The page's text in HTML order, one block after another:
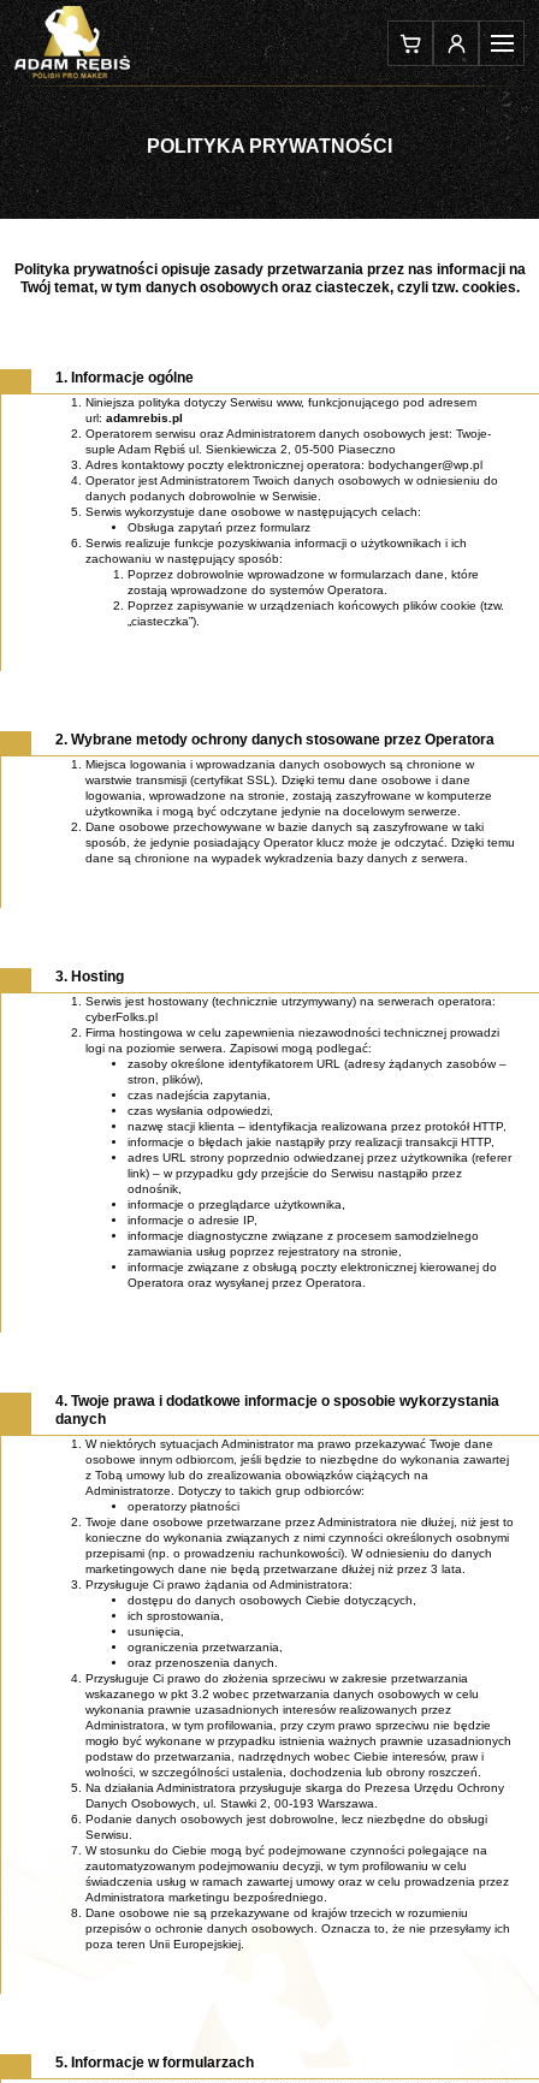
Skip
to
content
POLITYKA PRYWATNOŚCI
Polityka prywatności opisuje zasady przetwarzania przez nas informacji na
Twój temat, w tym danych osobowych oraz ciasteczek, czyli tzw. cookies.
1. Informacje ogólne
Niniejsza polityka dotyczy Serwisu www, funkcjonującego pod adresem
url: adamrebis.pl
Operatorem serwisu oraz Administratorem danych osobowych jest: Twoje-
suple Adam Rębiś ul. Sienkiewicza 2, 05-500 Piaseczno
Adres kontaktowy poczty elektronicznej operatora: bodychanger@wp.pl
Operator jest Administratorem Twoich danych osobowych w odniesieniu do
danych podanych dobrowolnie w Serwisie.
Serwis wykorzystuje dane osobowe w następujących celach:
Obsługa zapytań przez formularz
Serwis realizuje funkcje pozyskiwania informacji o użytkownikach i ich
zachowaniu w następujący sposób:
Poprzez dobrowolnie wprowadzone w formularzach dane, które
zostają wprowadzone do systemów Operatora.
Poprzez zapisywanie w urządzeniach końcowych plików cookie (tzw.
„ciasteczka”).
2. Wybrane metody ochrony danych stosowane przez Operatora
Miejsca logowania i wprowadzania danych osobowych są chronione w
warstwie transmisji (certyfikat SSL). Dzięki temu dane osobowe i dane
logowania, wprowadzone na stronie, zostają zaszyfrowane w komputerze
użytkownika i mogą być odczytane jedynie na docelowym serwerze.
Dane osobowe przechowywane w bazie danych są zaszyfrowane w taki
sposób, że jedynie posiadający Operator klucz może je odczytać. Dzięki temu
dane są chronione na wypadek wykradzenia bazy danych z serwera.
3. Hosting
Serwis jest hostowany (technicznie utrzymywany) na serwerach operatora:
cyberFolks.pl
Firma hostingowa w celu zapewnienia niezawodności technicznej prowadzi
logi na poziomie serwera. Zapisowi mogą podlegać:
zasoby określone identyfikatorem URL (adresy żądanych zasobów –
stron, plików),
czas nadejścia zapytania,
czas wysłania odpowiedzi,
nazwę stacji klienta – identyfikacja realizowana przez protokół HTTP,
informacje o błędach jakie nastąpiły przy realizacji transakcji HTTP,
adres URL strony poprzednio odwiedzanej przez użytkownika (referer
link) – w przypadku gdy przejście do Serwisu nastąpiło przez
odnośnik,
informacje o przeglądarce użytkownika,
informacje o adresie IP,
informacje diagnostyczne związane z procesem samodzielnego
zamawiania usług poprzez rejestratory na stronie,
informacje związane z obsługą poczty elektronicznej kierowanej do
Operatora oraz wysyłanej przez Operatora.
4. Twoje prawa i dodatkowe informacje o sposobie wykorzystania
danych
W niektórych sytuacjach Administrator ma prawo przekazywać Twoje dane
osobowe innym odbiorcom, jeśli będzie to niezbędne do wykonania zawartej
z Tobą umowy lub do zrealizowania obowiązków ciążących na
Administratorze. Dotyczy to takich grup odbiorców:
operatorzy płatności
Twoje dane osobowe przetwarzane przez Administratora nie dłużej, niż jest to
konieczne do wykonania związanych z nimi czynności określonych osobnymi
przepisami (np. o prowadzeniu rachunkowości). W odniesieniu do danych
marketingowych dane nie będą przetwarzane dłużej niż przez 3 lata.
Przysługuje Ci prawo żądania od Administratora:
dostępu do danych osobowych Ciebie dotyczących,
ich sprostowania,
usunięcia,
ograniczenia przetwarzania,
oraz przenoszenia danych.
Przysługuje Ci prawo do złożenia sprzeciwu w zakresie przetwarzania
wskazanego w pkt 3.2 wobec przetwarzania danych osobowych w celu
wykonania prawnie uzasadnionych interesów realizowanych przez
Administratora, w tym profilowania, przy czym prawo sprzeciwu nie będzie
mogło być wykonane w przypadku istnienia ważnych prawnie uzasadnionych
podstaw do przetwarzania, nadrzędnych wobec Ciebie interesów, praw i
wolności, w szczególności ustalenia, dochodzenia lub obrony roszczeń.
Na działania Administratora przysługuje skarga do Prezesa Urzędu Ochrony
Danych Osobowych, ul. Stawki 2, 00-193 Warszawa.
Podanie danych osobowych jest dobrowolne, lecz niezbędne do obsługi
Serwisu.
W stosunku do Ciebie mogą być podejmowane czynności polegające na
zautomatyzowanym podejmowaniu decyzji, w tym profilowaniu w celu
świadczenia usług w ramach zawartej umowy oraz w celu prowadzenia przez
Administratora marketingu bezpośredniego.
Dane osobowe nie są przekazywane od krajów trzecich w rozumieniu
przepisów o ochronie danych osobowych. Oznacza to, że nie przesyłamy ich
poza teren Unii Europejskiej.
5. Informacje w formularzach